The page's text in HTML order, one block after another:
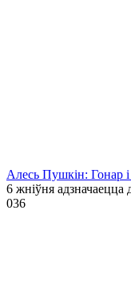
Алесь Пушкін: Гонар і
6 жніўня адзначаецца
036